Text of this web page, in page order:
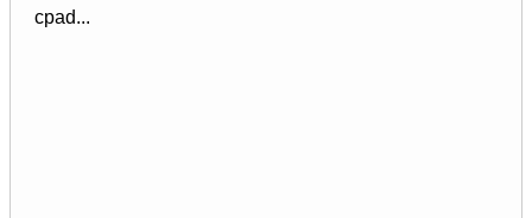
cpad...